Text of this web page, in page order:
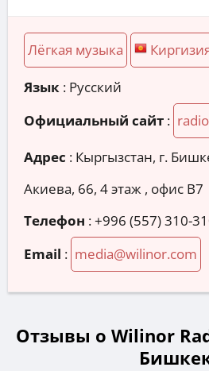
Лёгкая музыка
Язык : Русский
Официальный сайт :
Адрес : Кыргызстан, г.
Акиева, 66, 4 этаж , офис В7
Телефон :+996 (557) 310-
Email : media@wilinor.com
Отзывы о Wilinor